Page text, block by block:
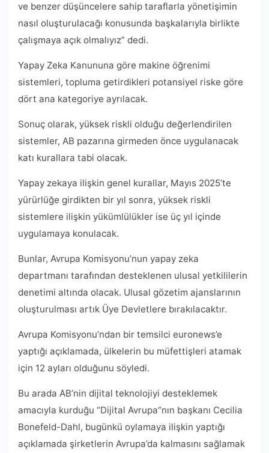
ve benzer düşüncelere sahip taraflarla yönetişimin
nasıl oluşturulacağı konusunda başkalarıyla birlikte
çalışmaya açık olmalıyız” dedi.
Yapay Zeka Kanununa göre makine öğrenimi
sistemleri, topluma getirdikleri potansiyel riske göre
dört ana kategoriye ayrılacak.
Sonuç olarak, yüksek riskli olduğu değerlendirilen
sistemler, AB pazarına girmeden önce uygulanacak
katı kurallara tabi olacak.
Yapay zekaya ilişkin genel kurallar, Mayıs 2025’te
yürürlüğe girdikten bir yıl sonra, yüksek riskli
sistemlere ilişkin yükümlülükler ise üç yıl içinde
uygulamaya konulacak.
Bunlar, Avrupa Komisyonu’nun yapay zeka
departmanı tarafından desteklenen ulusal yetkililerin
denetimi altında olacak. Ulusal gözetim ajanslarının
oluşturulması artık Üye Devletlere bırakılacaktır.
Avrupa Komisyonu’ndan bir temsilci euronews’e
yaptığı açıklamada, ülkelerin bu müfettişleri atamak
için 12 ayları olduğunu söyledi.
Bu arada AB’nin dijital teknolojiyi desteklemek
amacıyla kurduğu “Dijital Avrupa”nın başkanı Cecilia
Bonefeld-Dahl, bugünkü oylamaya ilişkin yaptığı
açıklamada şirketlerin Avrupa’da kalmasını sağlamak